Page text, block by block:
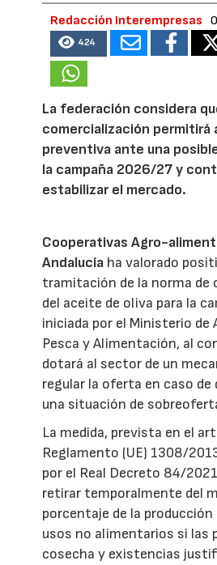
Redacción Interempresas
424
La federación considera
comercialización permitirá
preventiva ante una
la campaña 2026/27 y
estabilizar el mercado.
Cooperativas Agro-
Andalucía ha valorado
tramitación de la norma de
del aceite de oliva para la
iniciada por el Ministerio de
Pesca y Alimentación, al
dotará al sector de un
regular la oferta en caso de
una situación de
La medida, prevista en el
Reglamento (UE) 1308/
por el Real Decreto 84/
retirar temporalmente del
porcentaje de la
usos no alimentarios si las
cosecha y existencias